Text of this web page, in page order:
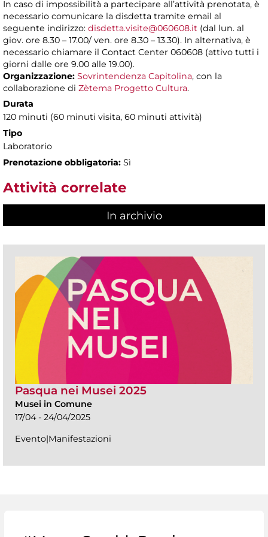
In caso di impossibilità a partecipare all’attività prenotata, è
necessario comunicare la disdetta tramite email al
seguente indirizzo: disdetta.visite@060608.it (dal lun. al
giov. ore 8.30 – 17.00/ ven. ore 8.30 – 13.30). In alternativa, è
necessario chiamare il Contact Center 060608 (attivo tutti i
giorni dalle ore 9.00 alle 19.00).
Organizzazione: Sovrintendenza Capitolina, con la
collaborazione di Zètema Progetto Cultura.
Durata
120 minuti (60 minuti visita, 60 minuti attività)
Tipo
Laboratorio
Prenotazione obbligatoria: Sì
Attività correlate
In archivio
Pasqua nei Musei 2025
Musei in Comune
17/04 - 24/04/2025
Evento|Manifestazioni